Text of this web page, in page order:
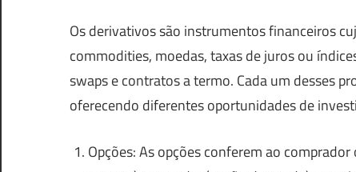
Os derivativos são instrumentos financeiros
commodities, moedas, taxas de juros ou
swaps e contratos a termo. Cada um desses
oferecendo diferentes oportunidades de
Opções: As opções conferem ao